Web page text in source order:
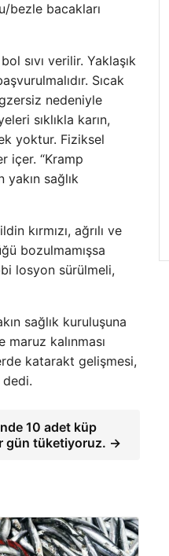
bezle bacakları
sıvı verilir. Yaklaşık
Sıcak
nedeniyle
sıklıkla karın,
yoktur. Fiziksel
içer. “Kramp
sağlık
kırmızı, ağrılı ve
bozulmamışsa
losyon sürülmeli,
sağlık kuruluşuna
maruz kalınması
katarakt gelişmesi,
dedi.
10 adet küp
gün tüketiyoruz. →